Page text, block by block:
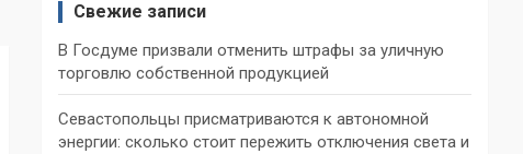
Свежие записи
В Госдуме призвали отменить штрафы за уличную
торговлю собственной продукцией
Севастопольцы присматриваются к автономной
энергии: сколько стоит пережить отключения света и